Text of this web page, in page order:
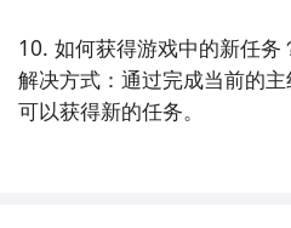
10. 如何获得游戏中的新任务
解决方式：通过完成当前的
可以获得新的任务。